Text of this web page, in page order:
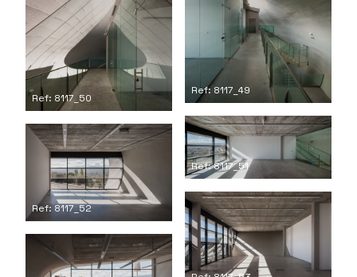
Ref: 8117_49
Ref: 8117_50
Ref: 8117_51
Ref: 8117_52